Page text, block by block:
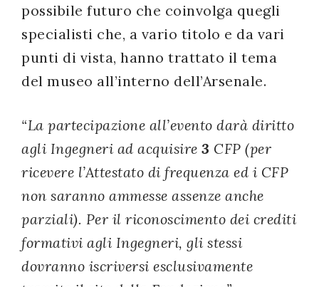
possibile futuro che coinvolga quegli
specialisti che, a vario titolo e da vari
punti di vista, hanno trattato il tema
del museo all’interno dell’Arsenale.
“La partecipazione all’evento darà diritto
agli Ingegneri ad acquisire 3 CFP (per
ricevere l’Attestato di frequenza ed i CFP
non saranno ammesse assenze anche
parziali). Per il riconoscimento dei crediti
formativi agli Ingegneri, gli stessi
dovranno iscriversi esclusivamente